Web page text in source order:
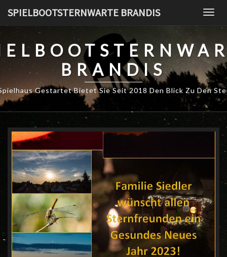
content
SPIELBOOTSTERNWARTE BRANDIS
BRANDIS
Gestartet Bietet Sie Seit 2018 Den Blick Zu Den